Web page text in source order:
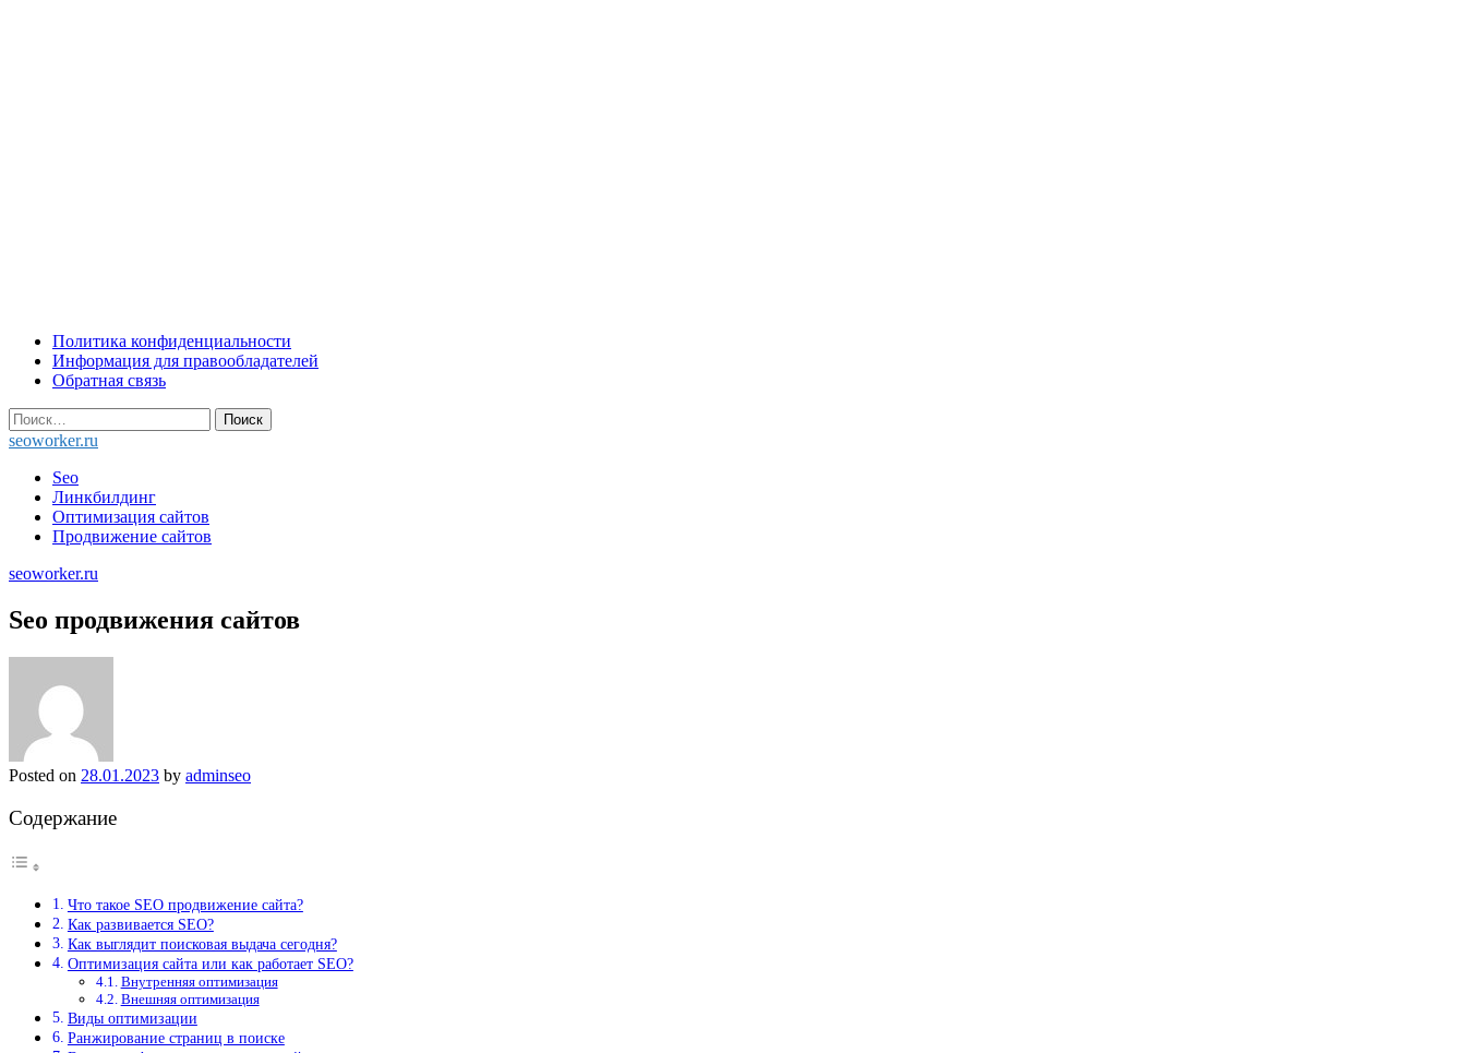
Skip
content
Политика конфиденциальности
Информация для правообладателей
Обратная связь
Найти:
seoworker.ru
Seo
Линкбилдинг
Оптимизация сайтов
Продвижение сайтов
seoworker.ru
Seo продвижения сайтов
Posted on 28.01.2023 by adminseo
Содержание
Что такое SEO продвижение сайта?
Как развивается SEO?
Как выглядит поисковая выдача сегодня?
Оптимизация сайта или как работает SEO?
Внутренняя оптимизация
Внешняя оптимизация
Виды оптимизации
Ранжирование страниц в поиске